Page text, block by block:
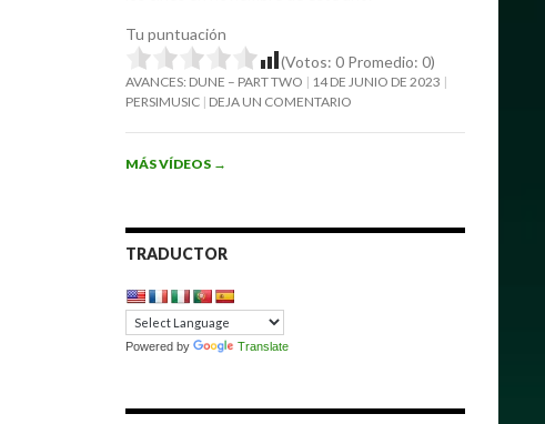
Tu puntuación
(Votos: 0 Promedio: 0)
AVANCES: DUNE – PART TWO
14 DE JUNIO DE 2023
PERSIMUSIC DEJA UN COMENTARIO
MÁS VÍDEOS →
TRADUCTOR
Powered by Translate